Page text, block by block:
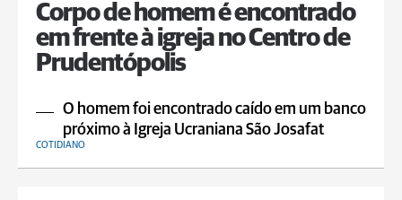
Corpo de homem é encontrado
em frente à igreja no Centro de
Prudentópolis
O homem foi encontrado caído em um banco
próximo à Igreja Ucraniana São Josafat
COTIDIANO